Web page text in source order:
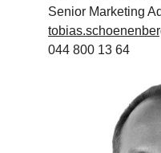
Senior Marketing
044 800 13 64